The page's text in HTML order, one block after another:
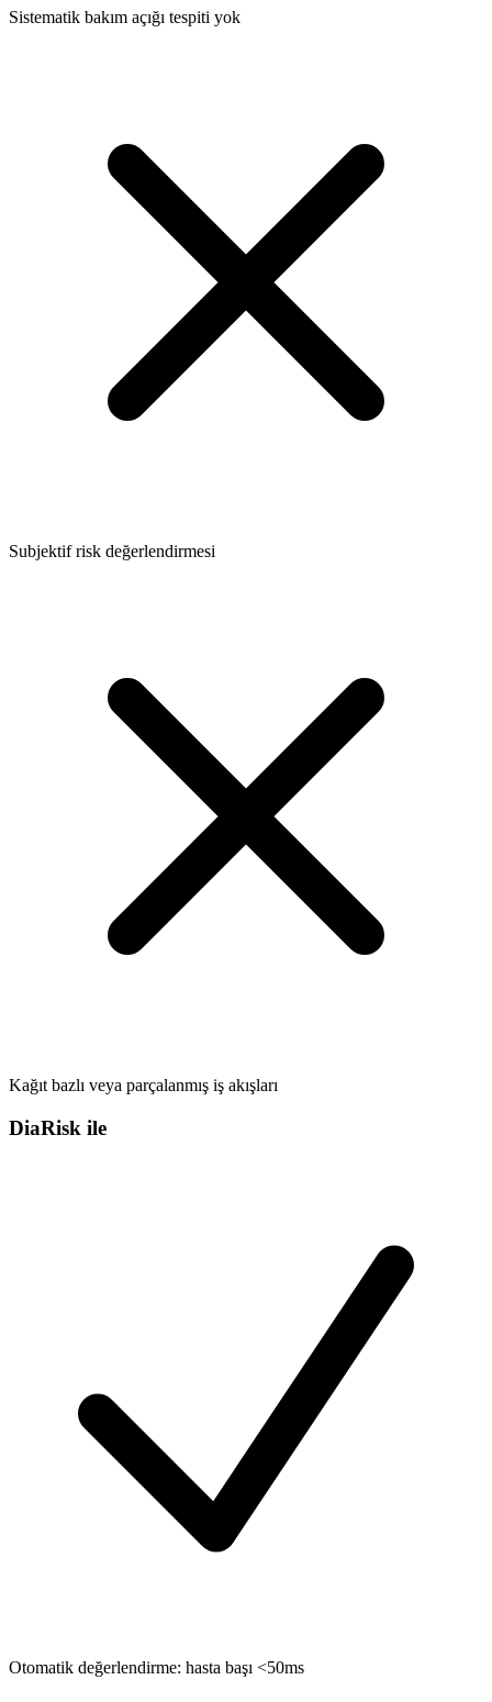
Sistematik bakım açığı tespiti yok
Subjektif risk değerlendirmesi
Kağıt bazlı veya parçalanmış iş akışları
DiaRisk ile
Otomatik değerlendirme: hasta başı <50ms